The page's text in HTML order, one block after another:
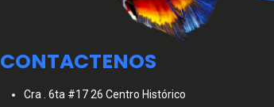
CONTACTENOS
Cra . 6ta #17 26 Centro Histórico